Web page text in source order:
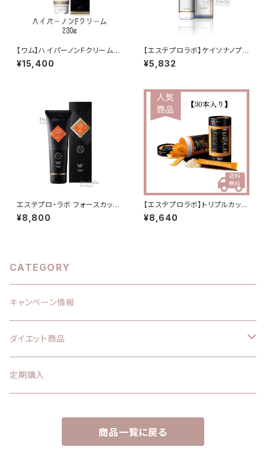
【ワム】ハイパーノンFクリーム
230g
¥15,400
【エステプロラボ】ケイソナノプレ
ミアム
¥5,832
エステプロ・ラボ フォースカッタ
ークリーム 230g
¥8,800
【エステプロラボ】トリプルカッタ
ーEX（リニューアル分）
¥8,640
CATEGORY
キャンペーン情報
ダイエット商品
エステプロラボ
ハイパーノンFクリーム
定期購入
商品一覧に戻る